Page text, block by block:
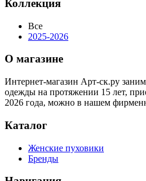
Коллекция
Все
2025-2026
О магазине
Интернет-магазин Арт-ск.ру
одежды на протяжении 15 лет,
2026 года, можно в нашем
Каталог
Женские пуховики
Бренды